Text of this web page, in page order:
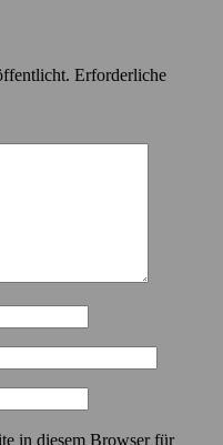
Erforderliche
in diesem Browser für